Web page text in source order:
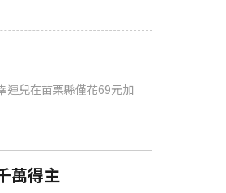
運兒在苗栗縣僅花69元加
萬得主